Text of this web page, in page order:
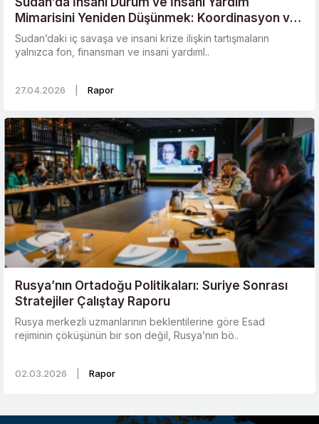
Mimarisini Yeniden Düşünmek: Koordinasyon ve
Lojistik Zorluklara Karşı Öneriler
Sudan’daki iç savaşa ve insani krize ilişkin tartışmaların
yalnızca fon, finansman ve insani yardıml..
27.04.2026 Rapor
Rusya’nın Ortadoğu Politikaları: Suriye Sonrası
Stratejiler Çalıştay Raporu
Rusya merkezli uzmanlarının beklentilerine göre Esad
rejiminin çöküşünün bir son değil, Rusya’nın bö..
02.03.2026 Rapor